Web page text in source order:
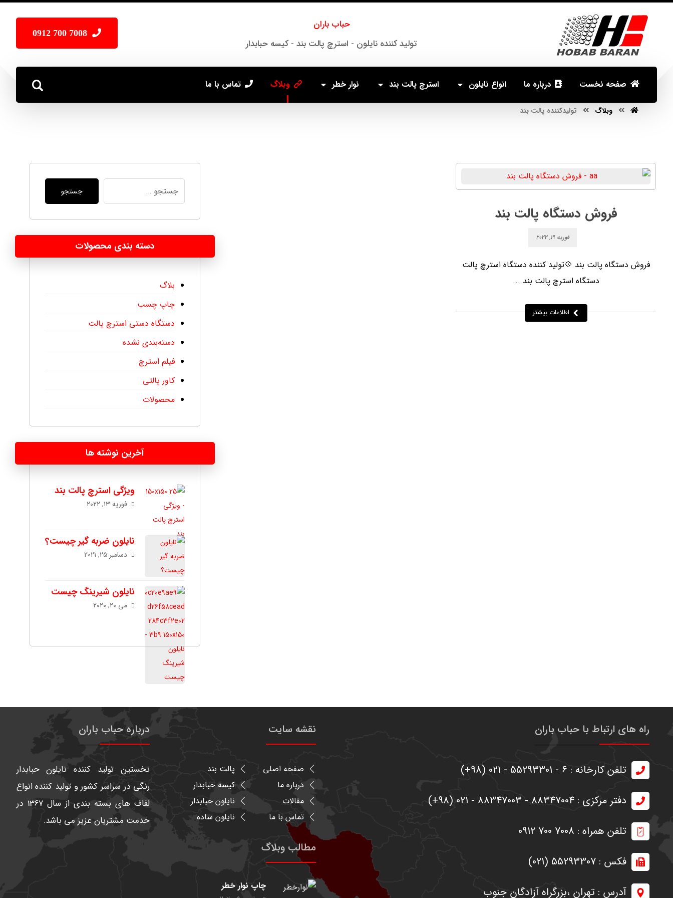
حباب باران
تولید کننده نایلون - استرچ پالت بند - کیسه حبابدار
7008 700 0912
صفحه نخست درباره ما انواع نایلون استرچ پالت بند نوار خطر وبلاگ تماس با ما
وبلاگ تولیدکننده پالت بند
فروش دستگاه پالت بند
فوریه ۱۹, ۲۰۲۲
فروش دستگاه پالت بند 💠تولید کننده دستگاه استرچ پالت
دستگاه استرچ پالت بند ...
اطلاعات بیشتر
جستجو
دسته بندی محصولات
بلاگ
چاپ چسب
دستگاه دستی استرچ پالت
دسته‌بندی نشده
فیلم استرچ
کاور پالتی
محصولات
آخرین نوشته ها
ویژگی استرچ پالت بند
فوریه ۱۳, ۲۰۲۲
نایلون ضربه گیر چیست؟
دسامبر ۲۵, ۲۰۲۱
نایلون شیرینگ چیست
می ۲۰, ۲۰۲۰
راه های ارتباط با حباب باران
تلفن کارخانه : 6 - 55293301 - 021 (98+)
دفتر مرکزی : 88347004 - 88347003 - 021 (98+)
تلفن همراه : 7008 700 0912
فکس : 55293307 (021)
آدرس : تهران ،‌بزرگراه آزادگان جنوب
نقشه سایت
صفحه اصلی
پالت بند
درباره ما
کیسه حبابدار
مقالات
نایلون حبابدار
تماس با ما
نایلون ساده
مطالب وبلاگ
چاپ نوار خطر
درباره حباب باران
نخستین تولید کننده نایلون حبابدار
رنگی در سراسر کشور و تولید کننده انواع
لفاف های بسته بندی از سال 1367 در
خدمت مشتریان عزیز می باشد.